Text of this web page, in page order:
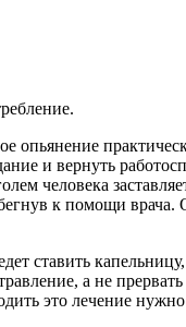
опьянение
и вернуть
человека
к помощи
ставить
а не
это лечение нужно